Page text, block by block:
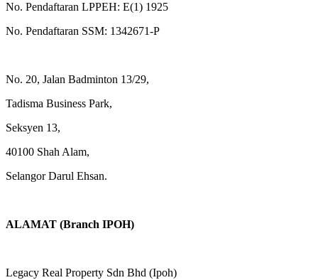
No. Pendaftaran LPPEH: E(1) 1925
No. Pendaftaran SSM: 1342671-P
No. 20, Jalan Badminton 13/29,
Tadisma Business Park,
Seksyen 13,
40100 Shah Alam,
Selangor Darul Ehsan.
ALAMAT (Branch IPOH)
Legacy Real Property Sdn Bhd (Ipoh)